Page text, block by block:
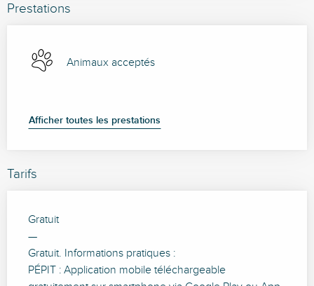
Prestations
Animaux acceptés
Afficher toutes les prestations
Tarifs
Gratuit
—
Gratuit. Informations pratiques :
PÉPIT : Application mobile téléchargeable